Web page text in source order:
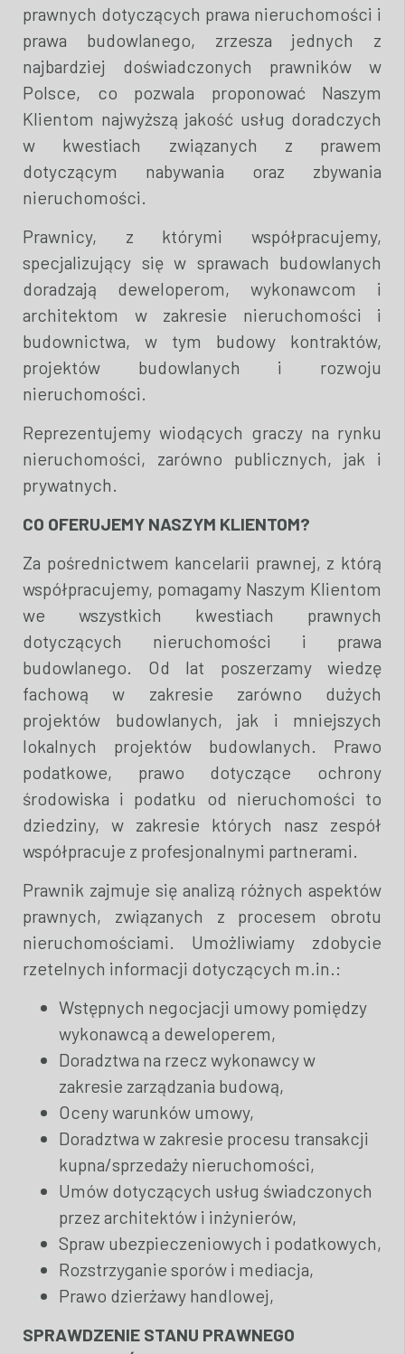
prawnych dotyczących prawa nieruchomości i
prawa budowlanego, zrzesza jednych z
najbardziej doświadczonych prawników w
Polsce, co pozwala proponować Naszym
Klientom najwyższą jakość usług doradczych
w kwestiach związanych z prawem
dotyczącym nabywania oraz zbywania
nieruchomości.
Prawnicy, z którymi współpracujemy,
specjalizujący się w sprawach budowlanych
doradzają deweloperom, wykonawcom i
architektom w zakresie nieruchomości i
budownictwa, w tym budowy kontraktów,
projektów budowlanych i rozwoju
nieruchomości.
Reprezentujemy wiodących graczy na rynku
nieruchomości, zarówno publicznych, jak i
prywatnych.
CO OFERUJEMY NASZYM KLIENTOM?
Za pośrednictwem kancelarii prawnej, z którą
współpracujemy, pomagamy Naszym Klientom
we wszystkich kwestiach prawnych
dotyczących nieruchomości i prawa
budowlanego. Od lat poszerzamy wiedzę
fachową w zakresie zarówno dużych
projektów budowlanych, jak i mniejszych
lokalnych projektów budowlanych. Prawo
podatkowe, prawo dotyczące ochrony
środowiska i podatku od nieruchomości to
dziedziny, w zakresie których nasz zespół
współpracuje z profesjonalnymi partnerami.
Prawnik zajmuje się analizą różnych aspektów
prawnych, związanych z procesem obrotu
nieruchomościami. Umożliwiamy zdobycie
rzetelnych informacji dotyczących m.in.:
Wstępnych negocjacji umowy pomiędzy
wykonawcą a deweloperem,
Doradztwa na rzecz wykonawcy w
zakresie zarządzania budową,
Oceny warunków umowy,
Doradztwa w zakresie procesu transakcji
kupna/sprzedaży nieruchomości,
Umów dotyczących usług świadczonych
przez architektów i inżynierów,
Spraw ubezpieczeniowych i podatkowych,
Rozstrzyganie sporów i mediacja,
Prawo dzierżawy handlowej,
SPRAWDZENIE STANU PRAWNEGO